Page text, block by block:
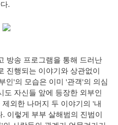
.
방송 프로그램을 통해 드러난
진행되는 이야기와 상관없이
인'의 모습은 이미 '관객'의 의심
자신들 앞에 등장한 외부인
외한 나머지 두 이야기의 '내
이렇게 부부 살해범의 진범이